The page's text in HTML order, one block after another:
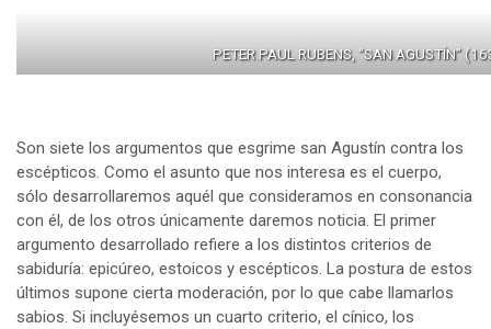
PETER PAUL RUBENS, “SAN AGUSTÍN”
Son siete los argumentos que esgrime san Agustín contra los
escépticos. Como el asunto que nos interesa es el cuerpo,
sólo desarrollaremos aquél que consideramos en consonancia
con él, de los otros únicamente daremos noticia. El primer
argumento desarrollado refiere a los distintos criterios de
sabiduría: epicúreo, estoicos y escépticos. La postura de estos
últimos supone cierta moderación, por lo que cabe llamarlos
sabios. Si incluyésemos un cuarto criterio, el cínico, los